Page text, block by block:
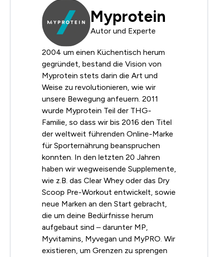
Myprotein
Autor und Experte
2004 um einen Küchentisch herum
gegründet, bestand die Vision von
Myprotein stets darin die Art und
Weise zu revolutionieren, wie wir
unsere Bewegung anfeuern. 2011
wurde Myprotein Teil der THG-
Familie, so dass wir bis 2016 den Titel
der weltweit führenden Online-Marke
für Sporternährung beanspruchen
konnten. In den letzten 20 Jahren
haben wir wegweisende Supplemente,
wie z.B. das Clear Whey oder das Dry
Scoop Pre-Workout entwickelt, sowie
neue Marken an den Start gebracht,
die um deine Bedürfnisse herum
aufgebaut sind – darunter MP,
Myvitamins, Myvegan und MyPRO. Wir
existieren, um Grenzen zu sprengen